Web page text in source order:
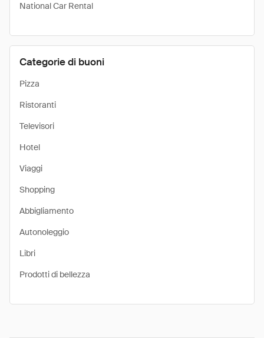
National Car Rental
Categorie di buoni
Pizza
Ristoranti
Televisori
Hotel
Viaggi
Shopping
Abbigliamento
Autonoleggio
Libri
Prodotti di bellezza